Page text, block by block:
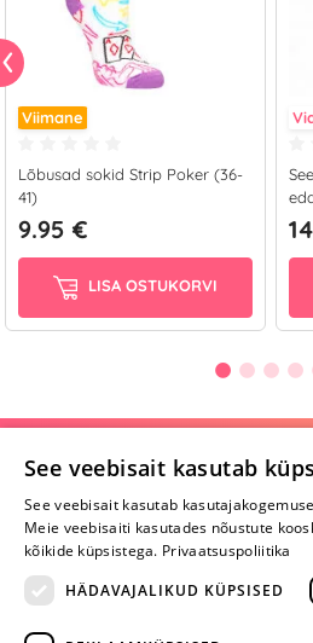
Viimane
Lõbusad sokid Strip Poker (36-
41)
9.95 €
LISA OSTUKORVI
ml)
Selle toote saab
+372 668
E-R
See veebisait kasutab
See veebisait kasutab
Meie veebisaiti kasutades nõustute
kõikide küpsistega. Privaatsuspoliitika
HÄDAVAJALIKUD KÜPSISED